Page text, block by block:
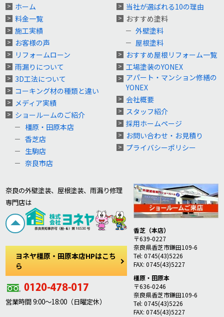
ホーム
料金一覧
施工実績
お客様の声
リフォームローン
雨漏りについて
3D工法について
コーキング材の種類と違い
メディア実績
ショールームのご紹介
橿原・田原本店
香芝店
生駒店
奈良市店
当社が選ばれる10の理由
おすすめ塗料
外壁塗料
屋根塗料
おすすめ屋根リフォーム一覧
工場塗装のYONEX
アパート・マンション修繕の
YONEX
会社概要
スタッフ紹介
採用ホームページ
お問い合わせ・お見積り
プライバシーポリシー
奈良の外壁塗装、屋根塗装、雨漏り修理
専門店は
ヨネヤ橿原・田原本店HPはこち
ら
営業時間 9:00～18:00（日曜定休）
香芝（本店）
〒639-0227
奈良県香芝市鎌田109-6
Tel: 0745(43)5226
FAX: 0745(43)5227
橿原・田原本
〒636-0246
奈良県香芝市鎌田109-6
Tel: 0745(43)5226
FAX: 0745(43)5227